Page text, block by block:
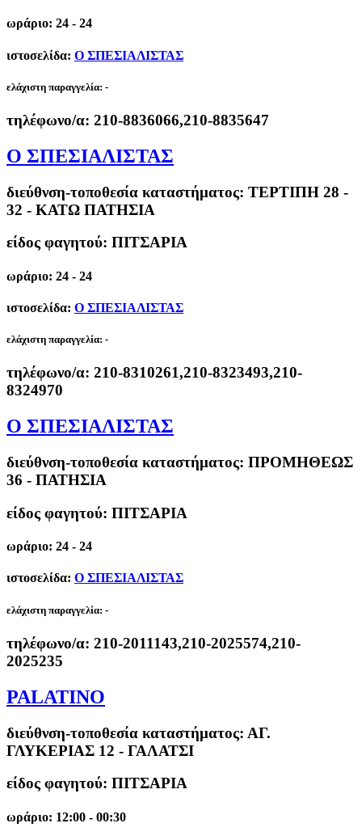
ωράριο: 24 - 24
ιστοσελίδα: Ο ΣΠΕΣΙΑΛΙΣΤΑΣ
ελάχιστη παραγγελία: -
τηλέφωνο/α: 210-8836066,210-8835647
Ο ΣΠΕΣΙΑΛΙΣΤΑΣ
διεύθνση-τοποθεσία καταστήματος: ΤΕΡΤΙΠΗ 28 -
32 - ΚΑΤΩ ΠΑΤΗΣΙΑ
είδος φαγητού: ΠΙΤΣΑΡΙΑ
ωράριο: 24 - 24
ιστοσελίδα: Ο ΣΠΕΣΙΑΛΙΣΤΑΣ
ελάχιστη παραγγελία: -
τηλέφωνο/α: 210-8310261,210-8323493,210-
8324970
Ο ΣΠΕΣΙΑΛΙΣΤΑΣ
διεύθνση-τοποθεσία καταστήματος: ΠΡΟΜΗΘΕΩΣ
36 - ΠΑΤΗΣΙΑ
είδος φαγητού: ΠΙΤΣΑΡΙΑ
ωράριο: 24 - 24
ιστοσελίδα: Ο ΣΠΕΣΙΑΛΙΣΤΑΣ
ελάχιστη παραγγελία: -
τηλέφωνο/α: 210-2011143,210-2025574,210-
2025235
PALATINO
διεύθνση-τοποθεσία καταστήματος: ΑΓ.
ΓΛΥΚΕΡΙΑΣ 12 - ΓΑΛΑΤΣΙ
είδος φαγητού: ΠΙΤΣΑΡΙΑ
ωράριο: 12:00 - 00:30